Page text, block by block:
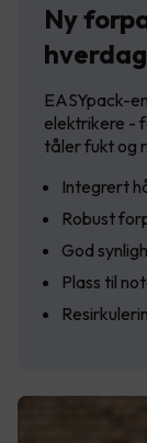
Ny
EASYpack-
elektrikere -
tåler fukt og
Integrert
Robust
God
Plass til